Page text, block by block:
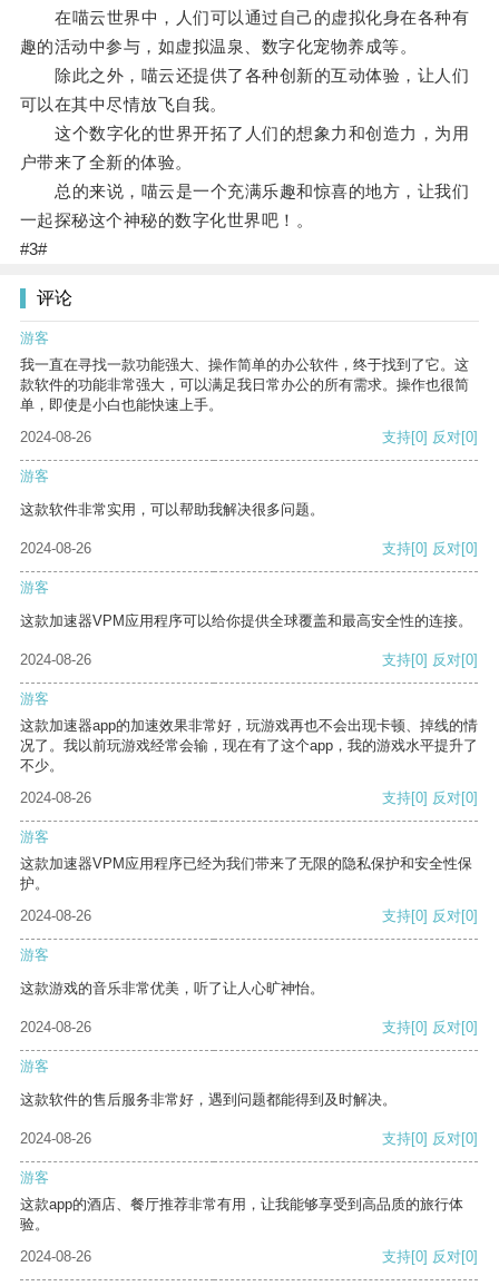
在喵云世界中，人们可以通过自己的虚拟化身在各种有
趣的活动中参与，如虚拟温泉、数字化宠物养成等。
除此之外，喵云还提供了各种创新的互动体验，让人们
可以在其中尽情放飞自我。
这个数字化的世界开拓了人们的想象力和创造力，为用
户带来了全新的体验。
总的来说，喵云是一个充满乐趣和惊喜的地方，让我们
一起探秘这个神秘的数字化世界吧！。
#3#
评论
游客
我一直在寻找一款功能强大、操作简单的办公软件，终于找到了它。这
款软件的功能非常强大，可以满足我日常办公的所有需求。操作也很简
单，即使是小白也能快速上手。
2024-08-26
支持[0] 反对[0]
游客
这款软件非常实用，可以帮助我解决很多问题。
2024-08-26 支持[0] 反对[0]
游客
这款加速器VPM应用程序可以给你提供全球覆盖和最高安全性的连接。
2024-08-26 支持[0] 反对[0]
游客
这款加速器app的加速效果非常好，玩游戏再也不会出现卡顿、掉线的情
况了。我以前玩游戏经常会输，现在有了这个app，我的游戏水平提升了
不少。
2024-08-26
支持[0] 反对[0]
游客
这款加速器VPM应用程序已经为我们带来了无限的隐私保护和安全性保
护。
2024-08-26
支持[0] 反对[0]
游客
这款游戏的音乐非常优美，听了让人心旷神怡。
2024-08-26 支持[0] 反对[0]
游客
这款软件的售后服务非常好，遇到问题都能得到及时解决。
2024-08-26 支持[0] 反对[0]
游客
这款app的酒店、餐厅推荐非常有用，让我能够享受到高品质的旅行体
验。
2024-08-26
支持[0] 反对[0]